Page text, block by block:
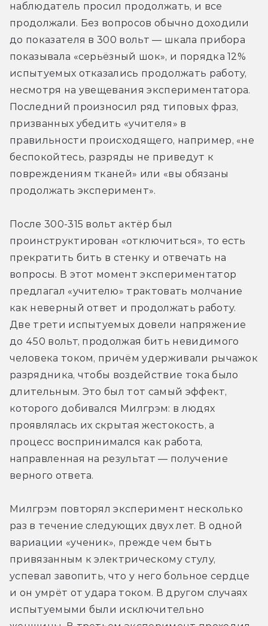
наблюдатель просил продолжать, и все
продолжали. Без вопросов обычно доходили
до показателя в 300 вольт — шкала прибора
показывала «серьёзный шок», и порядка 12%
испытуемых отказались продолжать работу,
несмотря на увещевания экспериментатора.
Последний произносил ряд типовых фраз,
призванных убедить «учителя» в
правильности происходящего, например, «не
беспокойтесь, разряды не приведут к
повреждениям тканей» или «вы обязаны
продолжать эксперимент».
После 300-315 вольт актёр был
проинструктирован «отключиться», то есть
прекратить бить в стенку и отвечать на
вопросы. В этот момент экспериментатор
предлагал «учителю» трактовать молчание
как неверный ответ и продолжать работу.
Две трети испытуемых довели напряжение
до 450 вольт, продолжая бить невидимого
человека током, причём удерживали рычажок
разрядника, чтобы воздействие тока было
длительным. Это был тот самый эффект,
которого добивался Милгрэм: в людях
проявлялась их скрытая жестокость, а
процесс воспринимался как работа,
направленная на результат — получение
верного ответа.
Милгрэм повторял эксперимент несколько
раз в течение следующих двух лет. В одной
вариации «ученик», прежде чем быть
привязанным к электрическому стулу,
успевал завопить, что у него больное сердце
и он умрёт от удара током. В другом случаях
испытуемыми были исключительно